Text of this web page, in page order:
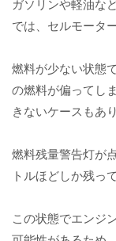
ガソリンや軽油な
では、セルモータ
燃料が少ない状態
の燃料が偏ってし
きないケースもあ
燃料残量警告灯が
トルほどしか残っ
この状態でエンジ